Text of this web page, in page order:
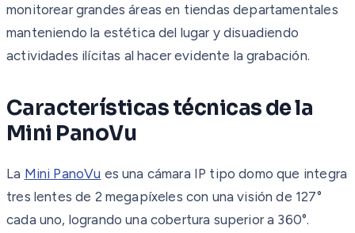
monitorear grandes áreas en tiendas departamentales
manteniendo la estética del lugar y disuadiendo
actividades ilícitas al hacer evidente la grabación.
Características técnicas de la
Mini PanoVu
La Mini PanoVu es una cámara IP tipo domo que integra
tres lentes de 2 megapíxeles con una visión de 127°
cada uno, logrando una cobertura superior a 360°.